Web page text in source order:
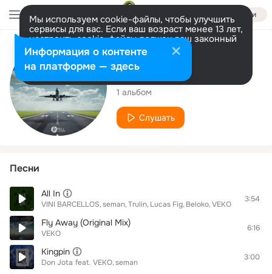
Войти
Мы используем cookie-файлы, чтобы улучшить
сервисы для вас. Если ваш возраст менее 13 лет,
настроить cookie-файлы должен ваш законный
представитель. Больше информации
Разрешить все Настроить
Исполнитель
VEKO
1 альбом
Слушать
Песни
All In
VINI BARCELLOS seman Trulin Lucas Fig Beloko VEKO
3:54
Fly Away (Original Mix)
VEKO
6:16
Kingpin
Don Jota feat. VEKO seman
3:00
Информация о контенте
на платформе — здесь